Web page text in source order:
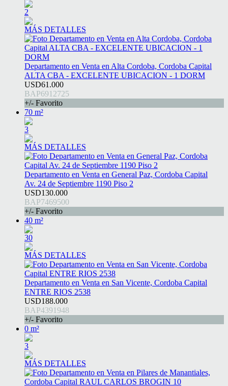
2
MÁS DETALLES
Departamento en Venta en Alta Cordoba, Cordoba Capital
ALTA CBA - EXCELENTE UBICACION - 1 DORM
USD61.000
BAP6912725
+/- Favorito
70 m²
3
MÁS DETALLES
Departamento en Venta en General Paz, Cordoba Capital
Av. 24 de Septiembre 1190 Piso 2
USD130.000
BAP7469500
+/- Favorito
40 m²
30
MÁS DETALLES
Departamento en Venta en San Vicente, Cordoba Capital
ENTRE RIOS 2538
USD188.000
BAP4391948
+/- Favorito
0 m²
3
MÁS DETALLES